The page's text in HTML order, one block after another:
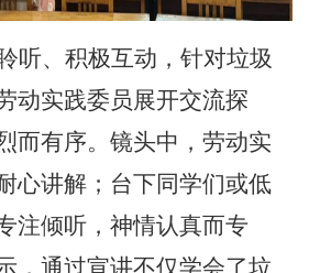
听、积极互动，针对垃圾
动实践委员展开交流探
而有序。镜头中，劳动实
心讲解；台下同学们或低
注倾听，神情认真而专
，通过宣讲不仅学会了垃